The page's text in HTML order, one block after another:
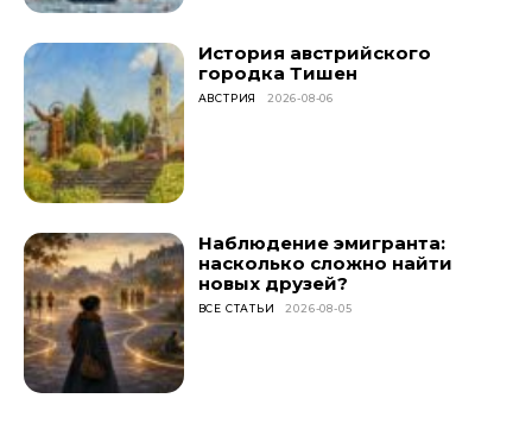
История австрийского
городка Тишен
АВСТРИЯ 2026-08-06
Наблюдение эмигранта:
насколько сложно найти
новых друзей?
ВСЕ СТАТЬИ 2026-08-05